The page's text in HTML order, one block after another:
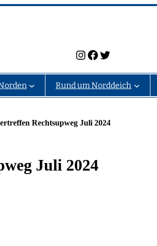
Instagram Facebook Twitter
Rund um Norddeich
Rechtsupweg Juli 2024
Juli 2024